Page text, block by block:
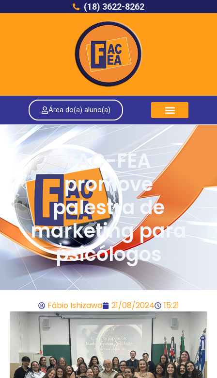
(18) 3622-8262
Área do(a) aluno(a)
FAC-FEA
promove
palestra de
marketing para
psicólogos
Fábio Ishizawa 21/08/2024 15:21